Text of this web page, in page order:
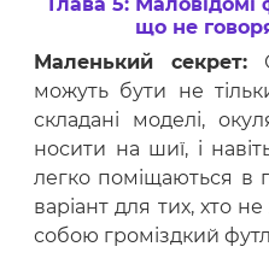
що не
Маленький секрет:
можуть бути не
складані моделі,
носити на шиї, і
легко поміщаються в
варіант для тих, хто
собою громіздкий